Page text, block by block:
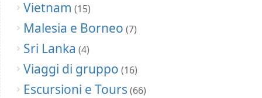
Vietnam (15)
Malesia e Borneo (7)
Sri Lanka (4)
Viaggi di gruppo (16)
Escursioni e Tours (66)